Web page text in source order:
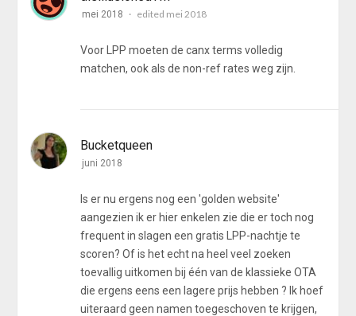
mei 2018 edited mei 2018
Voor LPP moeten de canx terms volledig
matchen, ook als de non-ref rates weg zijn.
Bucketqueen
juni 2018
Is er nu ergens nog een 'golden website'
aangezien ik er hier enkelen zie die er toch nog
frequent in slagen een gratis LPP-nachtje te
scoren? Of is het echt na heel veel zoeken
toevallig uitkomen bij één van de klassieke OTA
die ergens eens een lagere prijs hebben ? Ik hoef
uiteraard geen namen toegeschoven te krijgen,